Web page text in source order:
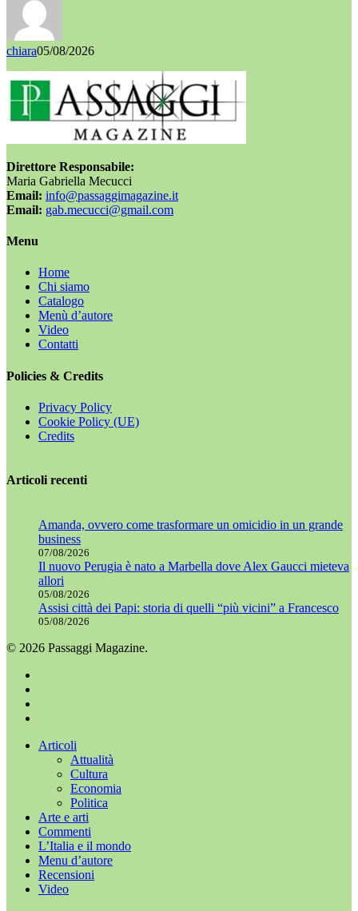
chiara05/08/2026
Direttore Responsabile:
Maria Gabriella Mecucci
Email: info@passaggimagazine.it
Email: gab.mecucci@gmail.com
Menu
Home
Chi siamo
Catalogo
Menù d’autore
Video
Contatti
Policies & Credits
Privacy Policy
Cookie Policy (UE)
Credits
Articoli recenti
Amanda, ovvero come trasformare un omicidio in un grande
business
07/08/2026
Il nuovo Perugia è nato a Marbella dove Alex Gaucci mieteva
allori
05/08/2026
Assisi città dei Papi: storia di quelli “più vicini” a Francesco
05/08/2026
© 2026 Passaggi Magazine.
Chiudi Articoli
Attualità
Cultura
Economia
Politica
Arte e arti
Commenti
L’Italia e il mondo
Menu d’autore
Recensioni
Video